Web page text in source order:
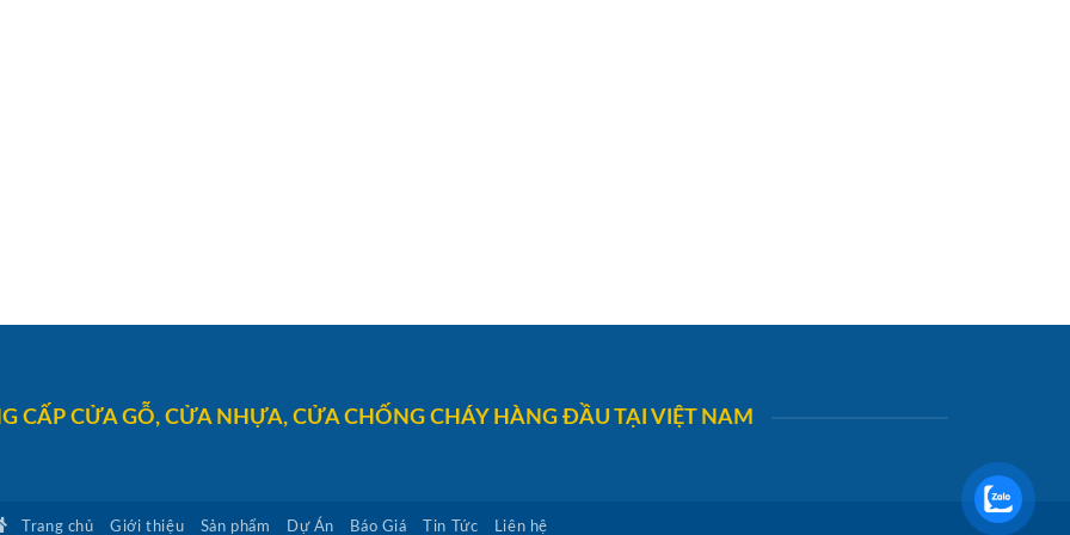
CẤP CỬA GỖ, CỬA NHỰA, CỬA CHỐNG CHÁY HÀNG ĐẦU TẠI VIỆT NAM
Trang chủ Giới thiệu Sản phẩm Dự Án Báo Giá Tin Tức Liên hệ